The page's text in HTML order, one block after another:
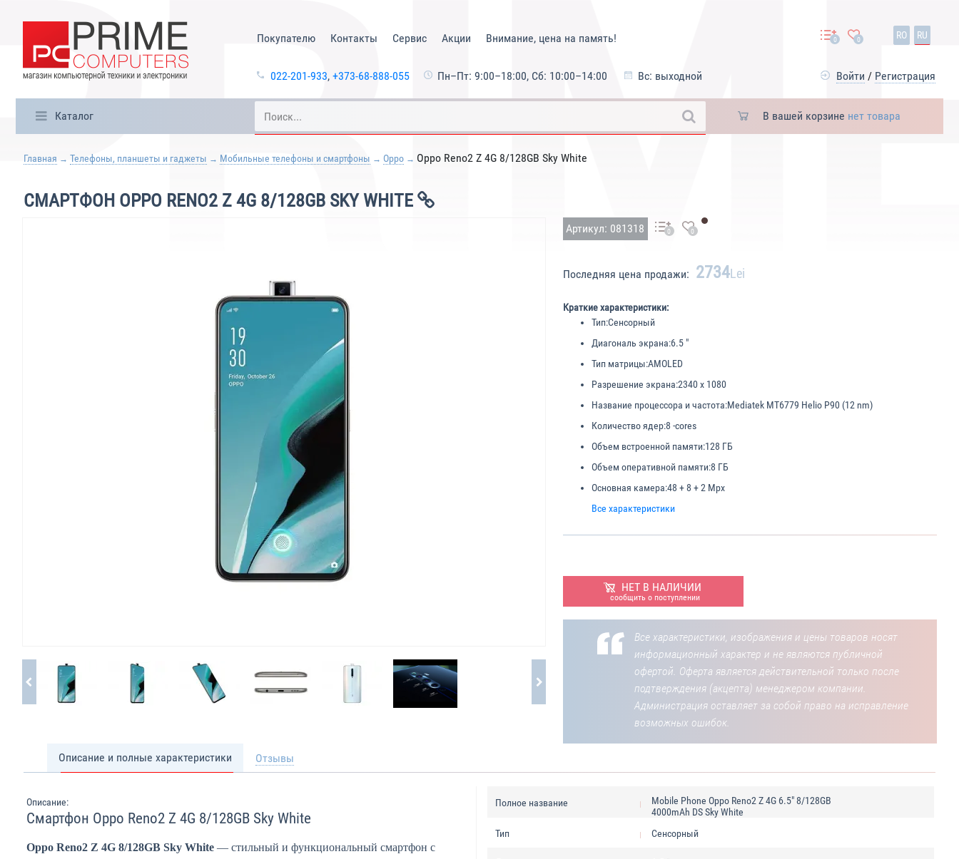
Покупателю Контакты Сервис Акции Внимание, цена на память!
022-201-933, +373-68-888-055 Пн–Пт: 9:00–18:00, Сб: 10:00–14:00 Вс: выходной
0 0 RO RU
Войти / Регистрация
Каталог В вашей корзине нет товара
Главная Телефоны, планшеты и гаджеты Мобильные телефоны и смартфоны Oppo Oppo Reno2 Z 4G 8/128GB Sky White
СМАРТФОН OPPO RENO2 Z 4G 8/128GB SKY WHITE
Артикул: 081318 0 0
Последняя цена продажи: 2734Lei
Краткие характеристики:
Тип:Сенсорный
Диагональ экрана:6.5 "
Тип матрицы:AMOLED
Разрешение экрана:2340 x 1080
Название процессора и частота:Mediatek MT6779 Helio P90 (12 nm)
Количество ядер:8 -cores
Объем встроенной памяти:128 ГБ
Объем оперативной памяти:8 ГБ
Основная камера:48 + 8 + 2 Mpx
Все характеристики
НЕТ В НАЛИЧИИ
сообщить о поступлении
Все характеристики, изображения и цены товаров носят
информационный характер и не являются публичной
офертой. Оферта является действительной только после
подтверждения (акцепта) менеджером компании.
Администрация оставляет за собой право на исправление
возможных ошибок.
Описание и полные характеристики Отзывы
Описание:
Смартфон Oppo Reno2 Z 4G 8/128GB Sky White
Oppo Reno2 Z 4G 8/128GB Sky White — стильный и функциональный смартфон с
Полное название
Mobile Phone Oppo Reno2 Z 4G 6.5" 8/128GB
4000mAh DS Sky White
Тип
Сенсорный